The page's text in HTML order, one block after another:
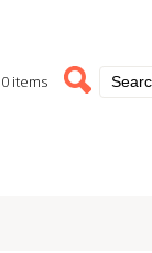
0 items